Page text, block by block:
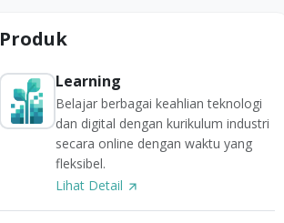
Produk
Learning
Belajar berbagai keahlian teknologi
dan digital dengan kurikulum industri
secara online dengan waktu yang
fleksibel.
Lihat Detail